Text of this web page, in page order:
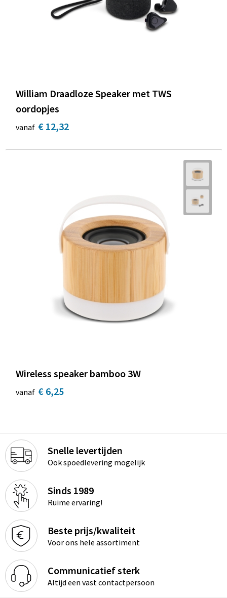
William Draadloze Speaker met TWS
oordopjes
vanaf € 12,32
Wireless speaker bamboo 3W
vanaf € 6,25
Snelle levertijden
Ook spoedlevering mogelijk
Sinds 1989
Ruime ervaring!
Beste prijs/kwaliteit
Voor ons hele assortiment
Communicatief sterk
Altijd een vast contactpersoon